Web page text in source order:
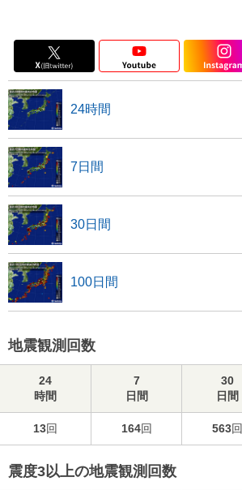
24時間
7日間
30日間
100日間
地震観測回数
24
時間
7
日間
30
日間
13回 164回 563回
震度3以上の地震観測回数